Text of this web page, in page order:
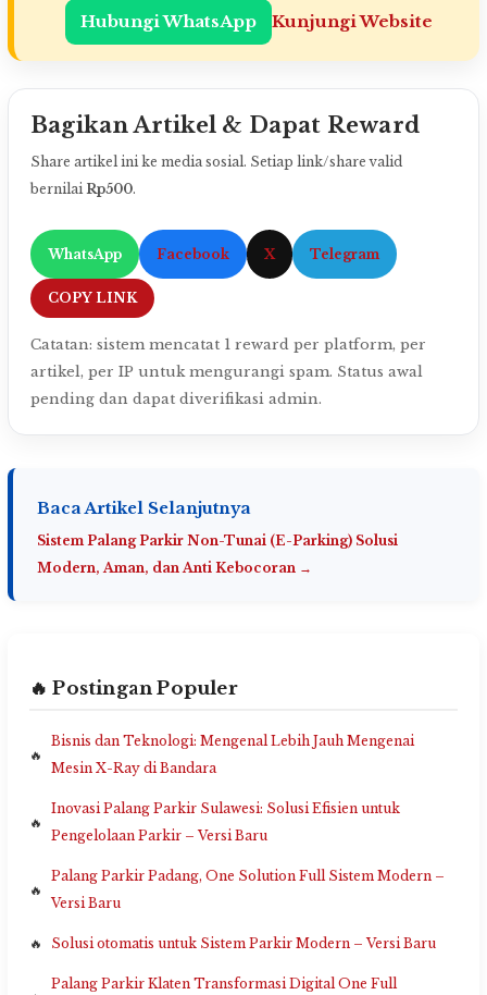
Hubungi WhatsApp Kunjungi Website
Bagikan Artikel & Dapat Reward
Share artikel ini ke media sosial. Setiap link/share valid
bernilaiRp500.
WhatsApp Facebook X Telegram
COPY LINK
Catatan: sistem mencatat 1 reward per platform, per
artikel, per IP untuk mengurangi spam. Status awal
pending dan dapat diverifikasi admin.
Baca Artikel Selanjutnya
Sistem Palang Parkir Non-Tunai (E-Parking) Solusi
Modern, Aman, dan Anti Kebocoran →
🔥 Postingan Populer
Bisnis dan Teknologi: Mengenal Lebih Jauh Mengenai
Mesin X-Ray di Bandara
Inovasi Palang Parkir Sulawesi: Solusi Efisien untuk
Pengelolaan Parkir – Versi Baru
Palang Parkir Padang, One Solution Full Sistem Modern –
Versi Baru
Solusi otomatis untuk Sistem Parkir Modern – Versi Baru
Palang Parkir Klaten Transformasi Digital One Full